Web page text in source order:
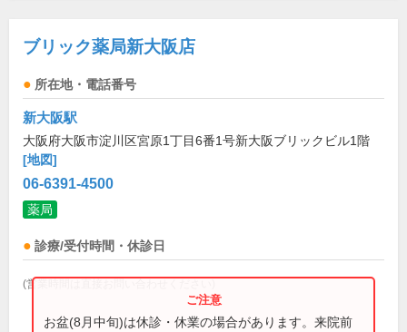
ブリック薬局新大阪店
所在地・電話番号
新大阪駅
大阪府大阪市淀川区宮原1丁目6番1号新大阪ブリックビル1階
[地図]
06-6391-4500
薬局
診療/受付時間・休診日
(営業時間は直接お問い合わせください)
お盆(8月中旬)は休診・休業の場合があります。来院前